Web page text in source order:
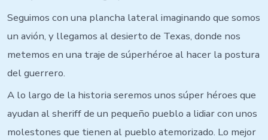
Seguimos con una plancha lateral imaginando que somos
un avión, y llegamos al desierto de Texas, donde nos
metemos en una traje de súperhéroe al hacer la postura
del guerrero.
A lo largo de la historia seremos unos súper héroes que
ayudan al sheriff de un pequeño pueblo a lidiar con unos
molestones que tienen al pueblo atemorizado. Lo mejor